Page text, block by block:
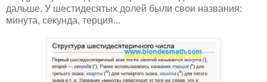
дальше. У шестидесятых долей были свои названия:
минута, секунда, терция...